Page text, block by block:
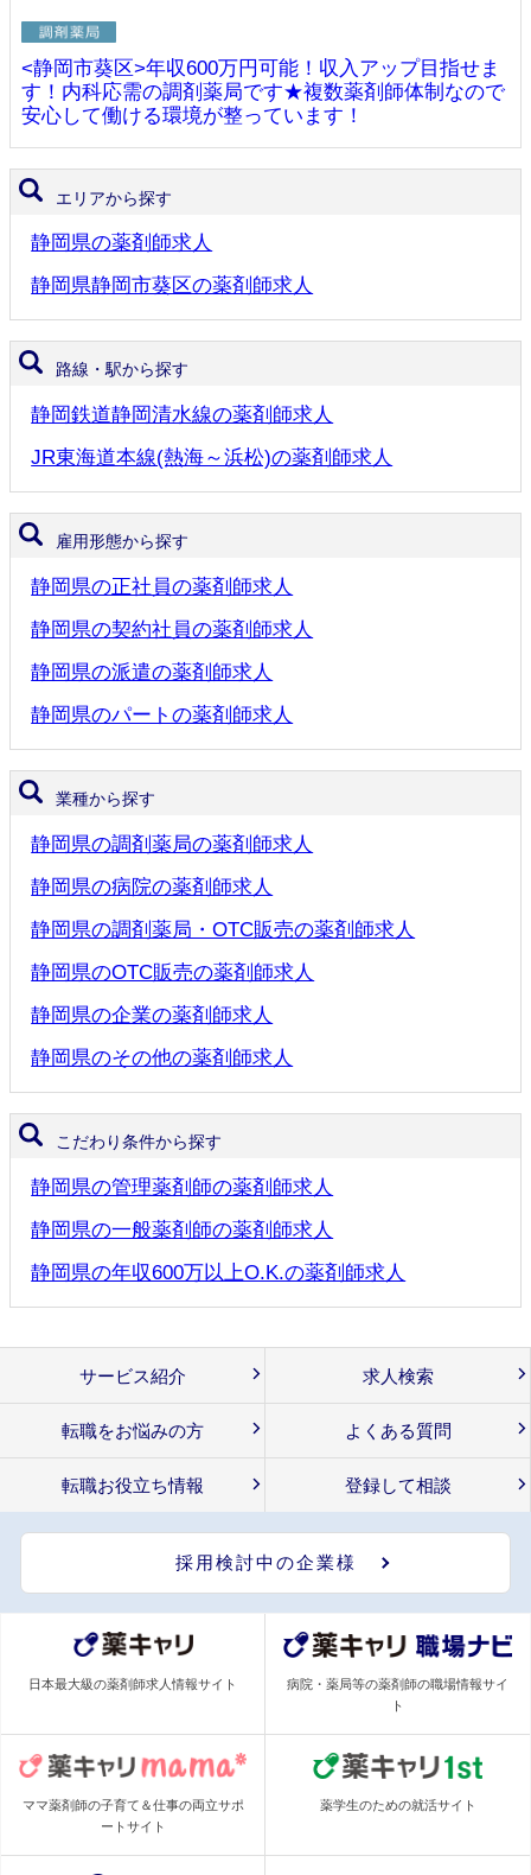
<静岡市葵区>年収600万円可能！収入アップ目指せま
す！内科応需の調剤薬局です★複数薬剤師体制なので
安心して働ける環境が整っています！
エリアから探す
静岡県の薬剤師求人
静岡県静岡市葵区の薬剤師求人
路線・駅から探す
静岡鉄道静岡清水線の薬剤師求人
JR東海道本線(熱海～浜松)の薬剤師求人
雇用形態から探す
静岡県の正社員の薬剤師求人
静岡県の契約社員の薬剤師求人
静岡県の派遣の薬剤師求人
静岡県のパートの薬剤師求人
業種から探す
静岡県の調剤薬局の薬剤師求人
静岡県の病院の薬剤師求人
静岡県の調剤薬局・OTC販売の薬剤師求人
静岡県のOTC販売の薬剤師求人
静岡県の企業の薬剤師求人
静岡県のその他の薬剤師求人
こだわり条件から探す
静岡県の管理薬剤師の薬剤師求人
静岡県の一般薬剤師の薬剤師求人
静岡県の年収600万以上O.K.の薬剤師求人
サービス紹介 求人検索
転職をお悩みの方 よくある質問
転職お役立ち情報 登録して相談
採用検討中の企業様
日本最大級の薬剤師求人情報サイト
病院・薬局等の薬剤師の職場情報サイ
ト
ママ薬剤師の子育て＆仕事の両立サポ
ートサイト
薬学生のための就活サイト